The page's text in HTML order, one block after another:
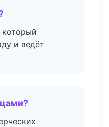
который
и ведёт